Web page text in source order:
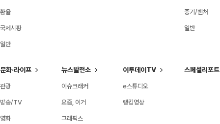
환율
국제시황
일반
중기/벤처
일반
문화·라이프
관광
방송/TV
영화
뉴스발전소
이슈크래커
요즘, 이거
그래픽스
이투데이TV
e스튜디오
랭킹영상
스페셜리포트